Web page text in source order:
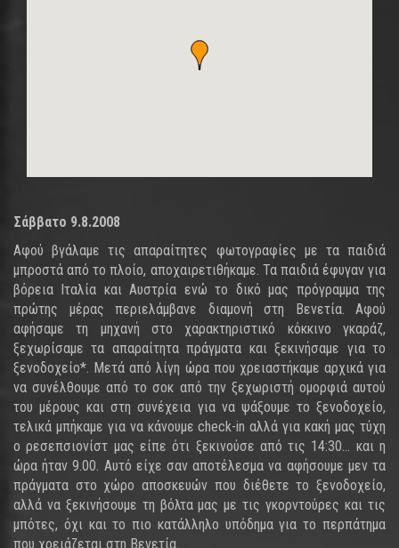
Σάββατο 9.8.2008
Αφού βγάλαμε τις απαραίτητες φωτογραφίες με τα παιδιά
μπροστά από το πλοίο, αποχαιρετιθήκαμε. Τα παιδιά έφυγαν για
βόρεια Ιταλία και Αυστρία ενώ το δικό μας πρόγραμμα της
πρώτης μέρας περιελάμβανε διαμονή στη Βενετία. Αφού
αφήσαμε τη μηχανή στο χαρακτηριστικό κόκκινο γκαράζ,
ξεχωρίσαμε τα απαραίτητα πράγματα και ξεκινήσαμε για το
ξενοδοχείο*. Μετά από λίγη ώρα που χρειαστήκαμε αρχικά για
να συνέλθουμε από το σοκ από την ξεχωριστή ομορφιά αυτού
του μέρους και στη συνέχεια για να ψάξουμε το ξενοδοχείο,
τελικά μπήκαμε για να κάνουμε check-in αλλά για κακή μας τύχη
ο ρεσεπσιονίστ μας είπε ότι ξεκινούσε από τις 14:30… και η
ώρα ήταν 9.00. Αυτό είχε σαν αποτέλεσμα να αφήσουμε μεν τα
πράγματα στο χώρο αποσκευών που διέθετε το ξενοδοχείο,
αλλά να ξεκινήσουμε τη βόλτα μας με τις γκορντούρες και τις
μπότες, όχι και το πιο κατάλληλο υπόδημα για το περπάτημα
που χρειάζεται στη Βενετία.